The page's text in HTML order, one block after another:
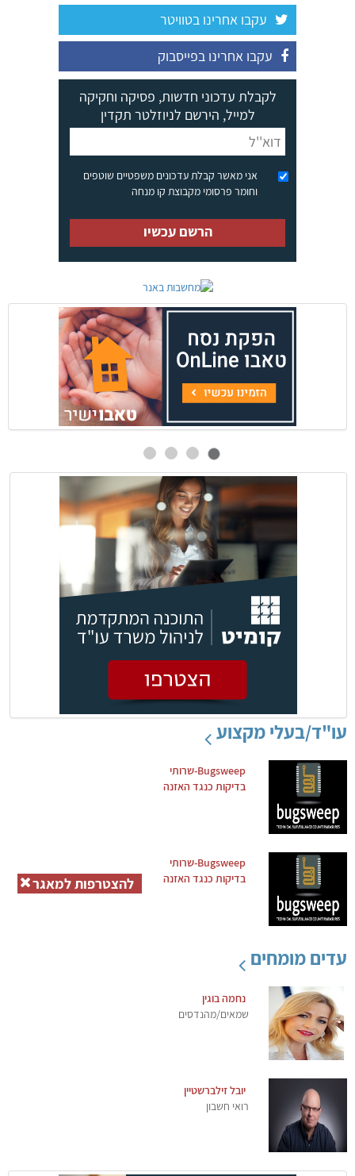
עקבו אחרינו בטוויטר
עקבו אחרינו בפייסבוק
לקבלת עדכוני חדשות, פסיקה וחקיקה
למייל, הירשם לניוזלטר תקדין
אני מאשר קבלת עדכונים משפטיים שוטפים
וחומר פרסומי מקבוצת קו מנחה
הרשם עכשיו
עו"ד/בעלי מקצוע
Bugsweep-שרותי
בדיקות כנגד האזנה
Bugsweep-שרותי
בדיקות כנגד האזנה
עדים מומחים
נחמה בוגין
שמאים/מהנדסים
יובל זילברשטיין
רואי חשבון
להצטרפות למאגר